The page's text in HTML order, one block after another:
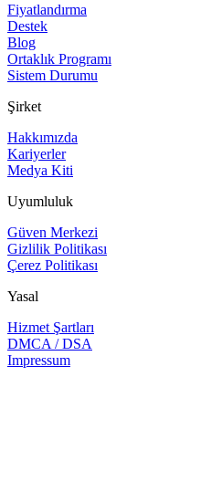
Fiyatlandırma
Destek
Blog
Ortaklık Programı
Sistem Durumu
Şirket
Hakkımızda
Kariyerler
Medya Kiti
Uyumluluk
Güven Merkezi
Gizlilik Politikası
Çerez Politikası
Yasal
Hizmet Şartları
DMCA / DSA
Impressum